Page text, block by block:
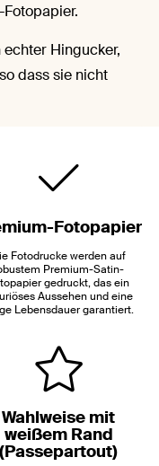
Hingucker,
dass sie nicht
Fotopapier
Fotodrucke werden auf
Premium-Satin-
gedruckt, das ein
Aussehen und eine
Lebensdauer garantiert.
Wahlweise mit
weißem Rand
(Passepartout)